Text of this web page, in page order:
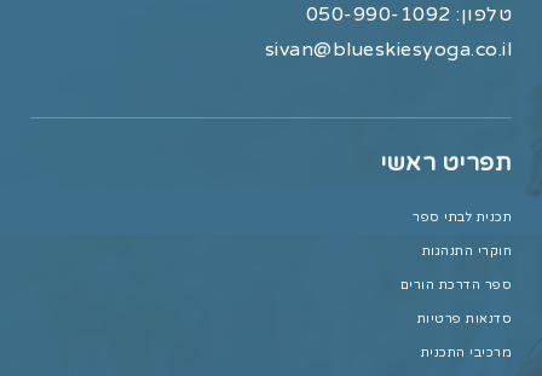
טלפון:
sivan@blueskiesyoga.co.il
תפריט ראשי
תכנית לבתי ספר
חוקרי התנהגות
ספר הדרכת הורים
סדנאות פרטיות
מרכיבי התכנית